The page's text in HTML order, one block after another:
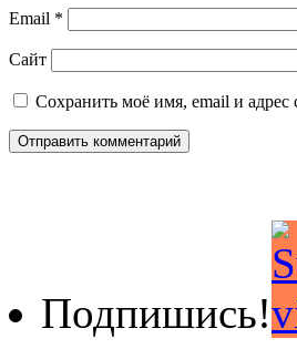
Email *
Сайт
Сохранить моё имя, email и
Подпишись!